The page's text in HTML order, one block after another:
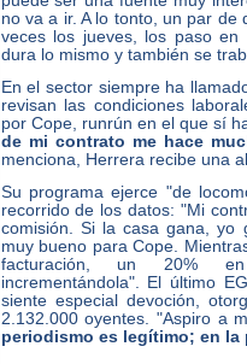
no va a ir. A lo tonto, un par
veces los jueves, los paso en
dura lo mismo y también se
En el sector siempre ha
revisan las condiciones
por Cope, runrún en el que sí
de mi contrato me hace
menciona, Herrera recibe una
Su programa ejerce "de
recorrido de los datos: "Mi
comisión. Si la casa gana, yo
muy bueno para Cope.
facturación, un 20%
incrementándola". El último
siente especial devoción,
2.132.000 oyentes. "Aspiro a
periodismo es legítimo; en la